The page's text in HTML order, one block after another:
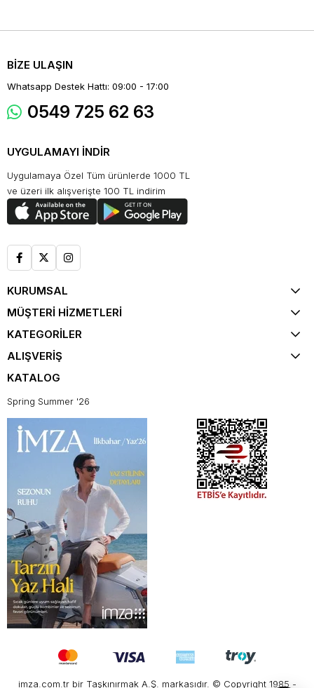
BİZE ULAŞIN
Whatsapp Destek Hattı: 09:00 - 17:00
0549 725 62 63
UYGULAMAYI İNDİR
Uygulamaya Özel Tüm ürünlerde 1000 TL
ve üzeri ilk alışverişte 100 TL indirim
KURUMSAL
MÜŞTERİ HİZMETLERİ
KATEGORİLER
ALIŞVERİŞ
KATALOG
Spring Summer '26
imza.com.tr bir Taşkınırmak A.Ş. markasıdır. © Copyright 1985 -